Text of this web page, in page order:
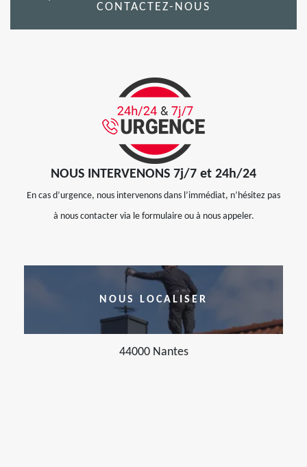
CONTACTEZ-NOUS
NOUS INTERVENONS 7j/7 et 24h/24
En cas d’urgence, nous intervenons dans l’immédiat, n’hésitez pas
à nous contacter via le formulaire ou à nous appeler.
NOUS LOCALISER
44000 Nantes